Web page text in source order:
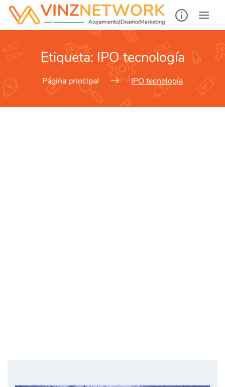
Etiqueta: IPO tecnología
Página principal IPO tecnología